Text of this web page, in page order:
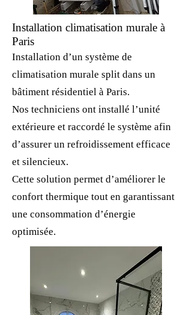
Installation climatisation murale à
Paris
Installation d’un système de
climatisation murale split dans un
bâtiment résidentiel à Paris.
Nos techniciens ont installé l’unité
extérieure et raccordé le système afin
d’assurer un refroidissement efficace
et silencieux.
Cette solution permet d’améliorer le
confort thermique tout en garantissant
une consommation d’énergie
optimisée.